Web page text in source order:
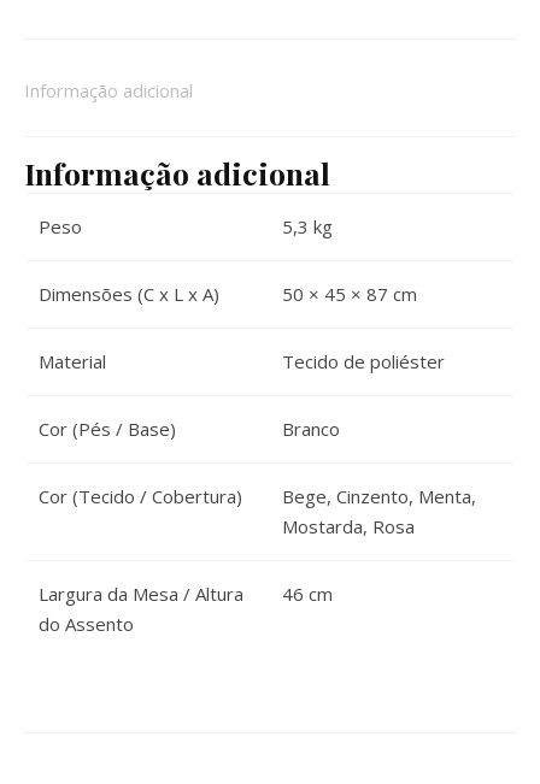
Informação adicional
Informação adicional
Peso 5,3 kg
Dimensões (C x L x A) 50 × 45 × 87 cm
Material Tecido de poliéster
Cor (Pés / Base) Branco
Cor (Tecido / Cobertura)
Bege, Cinzento, Menta,
Mostarda, Rosa
Largura da Mesa / Altura
do Assento
46 cm